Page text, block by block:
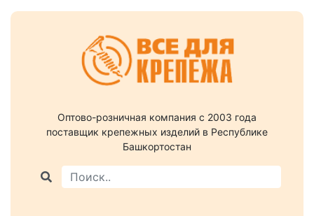
Оптово-розничная компания c 2003 года
поставщик крепежных изделий в Республике
Башкортостан